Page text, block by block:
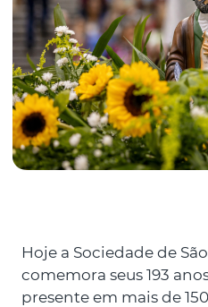
Hoje a Sociedade de
comemora seus 193
presente em mais de